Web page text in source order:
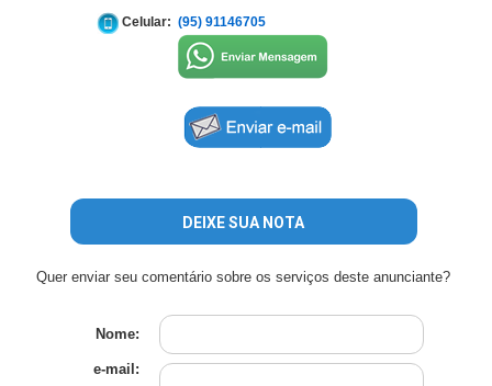
Celular: (95) 91146705
DEIXE SUA NOTA
Quer enviar seu comentário sobre os serviços deste anunciante?
Nome:
e-mail: